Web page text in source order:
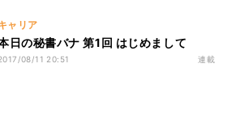
ャリア
日の秘書バナ 第1回 はじめまして
08/11 20:51 連載